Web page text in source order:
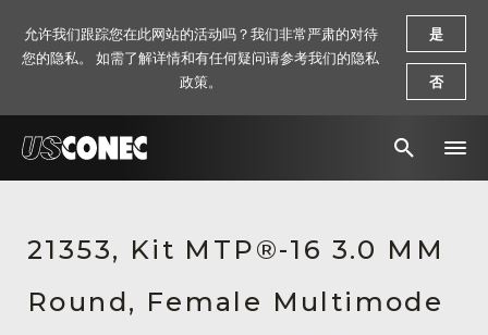
解决方案
产品
21353, Kit MTP®-16 3.0 MM
Round, Female Multimode
允许我们跟踪您在此网站的活动吗？我们非常严肃的对待
您的隐私。 如需了解详情和有任何疑问请参考我们的隐私
政策。
是
否